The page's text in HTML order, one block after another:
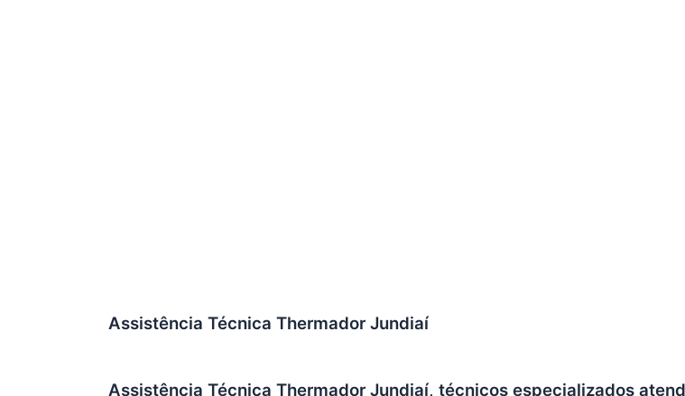
Assistência Técnica Thermador Jundiaí
Assistência Técnica Thermador Jundiaí, técnicos especializados